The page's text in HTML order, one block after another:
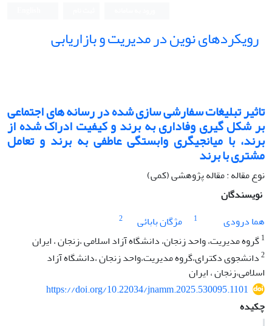
رویکردهای نوین در مدیریت و بازاریابی
تاثیر تبلیغات سفارشی سازی شده در رسانه های اجتماعی
بر شکل گیری وفاداری به برند و کیفیت ادراک شده از
برند، با میانجیگری وابستگی عاطفی به برند و تعامل
مشتری با برند
نوع مقاله : مقاله پژوهشی (کمی)
نویسندگان
هما درودی
1 مژگان بابائی
2
1گروه مدیریت، واحد زنجان، دانشگاه آزاد اسلامی ،زنجان ، ایران
2دانشجوی دکترای،گروه مدیریت،واحد زنجان ،دانشگاه آزاد
اسلامی،زنجان ، ایران
https://doi.org/10.22034/jnamm.2025.530095.1101
چکیده